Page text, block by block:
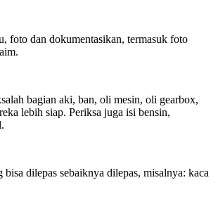
foto dan dokumentasikan, termasuk foto
bagian aki, ban, oli mesin, oli gearbox,
lebih siap. Periksa juga isi bensin,
dilepas sebaiknya dilepas, misalnya: kaca